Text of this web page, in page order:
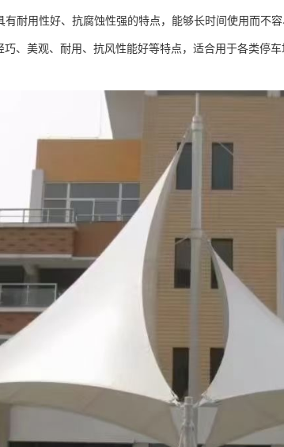
耐用性好、抗腐蚀性强的特点，能够长时间使用而不容
、美观、耐用、抗风性能好等特点，适合用于各类停